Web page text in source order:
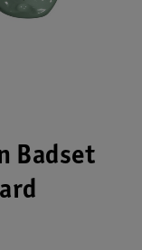
Badset